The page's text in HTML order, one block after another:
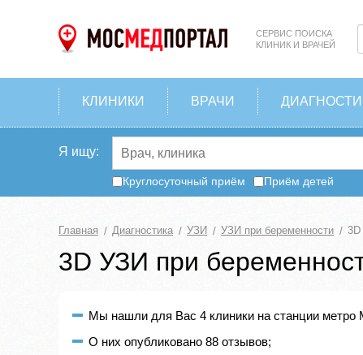
СЕРВИС ПОИСКА
КЛИНИК И ВРАЧЕЙ
КЛИНИКИ ВРАЧИ
Я ищу:
Круглосуточный приём Приём детей
Главная Диагностика УЗИ УЗИ при беременности
3D УЗИ при
Мы нашли для Вас 4 клиники на станции метро
О них опубликовано 88 отзывов;